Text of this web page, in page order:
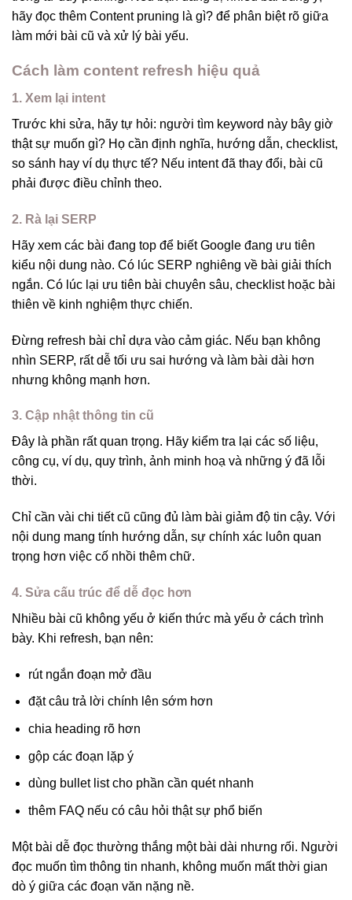
hãy đọc thêm Content pruning là gì? để phân biệt rõ giữa
làm mới bài cũ và xử lý bài yếu.
Cách làm content refresh hiệu quả
1. Xem lại intent
Trước khi sửa, hãy tự hỏi: người tìm keyword này bây giờ
thật sự muốn gì? Họ cần định nghĩa, hướng dẫn, checklist,
so sánh hay ví dụ thực tế? Nếu intent đã thay đổi, bài cũ
phải được điều chỉnh theo.
2. Rà lại SERP
Hãy xem các bài đang top để biết Google đang ưu tiên
kiểu nội dung nào. Có lúc SERP nghiêng về bài giải thích
ngắn. Có lúc lại ưu tiên bài chuyên sâu, checklist hoặc bài
thiên về kinh nghiệm thực chiến.
Đừng refresh bài chỉ dựa vào cảm giác. Nếu bạn không
nhìn SERP, rất dễ tối ưu sai hướng và làm bài dài hơn
nhưng không mạnh hơn.
3. Cập nhật thông tin cũ
Đây là phần rất quan trọng. Hãy kiểm tra lại các số liệu,
công cụ, ví dụ, quy trình, ảnh minh hoạ và những ý đã lỗi
thời.
Chỉ cần vài chi tiết cũ cũng đủ làm bài giảm độ tin cậy. Với
nội dung mang tính hướng dẫn, sự chính xác luôn quan
trọng hơn việc cố nhồi thêm chữ.
4. Sửa cấu trúc để dễ đọc hơn
Nhiều bài cũ không yếu ở kiến thức mà yếu ở cách trình
bày. Khi refresh, bạn nên:
rút ngắn đoạn mở đầu
đặt câu trả lời chính lên sớm hơn
chia heading rõ hơn
gộp các đoạn lặp ý
dùng bullet list cho phần cần quét nhanh
thêm FAQ nếu có câu hỏi thật sự phổ biến
Một bài dễ đọc thường thắng một bài dài nhưng rối. Người
đọc muốn tìm thông tin nhanh, không muốn mất thời gian
dò ý giữa các đoạn văn nặng nề.